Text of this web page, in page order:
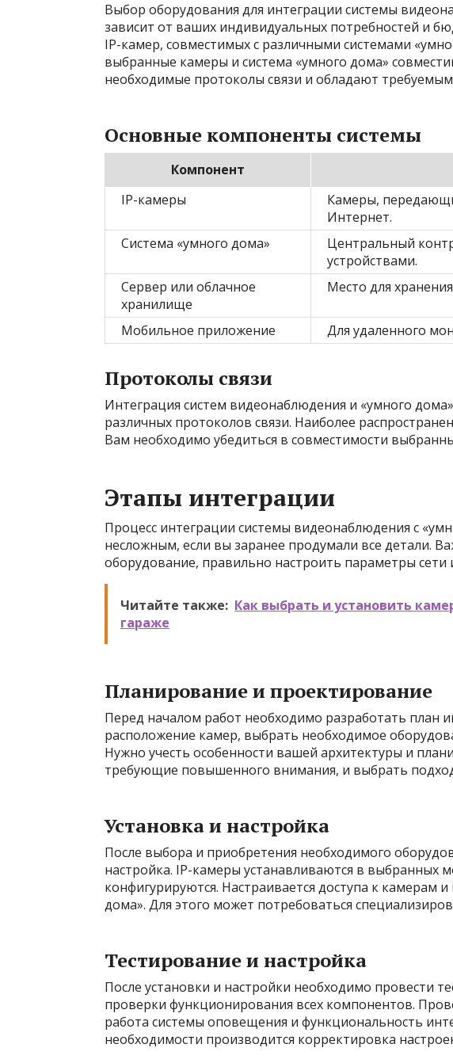
Выбор оборудования для интеграции системы
зависит от ваших индивидуальных потребностей и
IP-камер, совместимых с различными системами
выбранные камеры и система «умного дома»
необходимые протоколы связи и обладают
Основные компоненты системы
Компонент
IP-камеры
Камеры,
Интернет.
Система «умного дома»
Центральный
устройствами.
Сервер или облачное
хранилище
Место для
Мобильное приложение Для удаленного
Протоколы связи
Интеграция систем видеонаблюдения и «умного
различных протоколов связи. Наиболее
Вам необходимо убедиться в совместимости
Этапы интеграции
Процесс интеграции системы видеонаблюдения с
несложным, если вы заранее продумали все детали.
оборудование, правильно настроить параметры сети
Читайте также: Как выбрать и установить
гараже
Планирование и проектирование
Перед началом работ необходимо разработать план
расположение камер, выбрать необходимое
Нужно учесть особенности вашей архитектуры и
требующие повышенного внимания, и выбрать
Установка и настройка
После выбора и приобретения необходимого
настройка. IP-камеры устанавливаются в выбранных
конфигурируются. Настраивается доступа к камерам
дома». Для этого может потребоваться
Тестирование и настройка
После установки и настройки необходимо провести
проверки функционирования всех компонентов.
работа системы оповещения и функциональность
необходимости производится корректировка